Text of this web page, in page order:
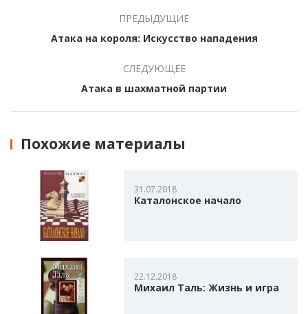
ПРЕДЫДУЩИЕ
Атака на короля: Искусство нападения
СЛЕДУЮЩЕЕ
Атака в шахматной партии
Похожие материалы
31.07.2018
Каталонское начало
22.12.2018
Михаил Таль: Жизнь и игра